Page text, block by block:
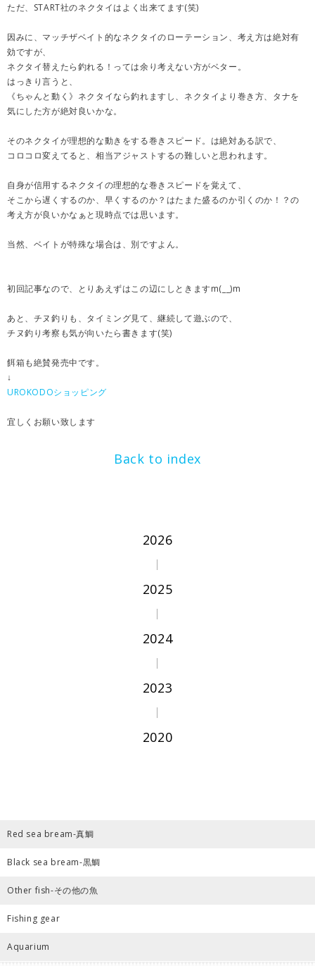
ただ、START社のネクタイはよく出来てます(笑)
因みに、マッチザベイト的なネクタイのローテーション、考え方は絶対有
効ですが、
ネクタイ替えたら釣れる！っては余り考えない方がベター。
はっきり言うと、
《ちゃんと動く》ネクタイなら釣れますし、ネクタイより巻き方、タナを
気にした方が絶対良いかな。
そのネクタイが理想的な動きをする巻きスピード。は絶対ある訳で、
コロコロ変えてると、相当アジャストするの難しいと思われます。
自身が信用するネクタイの理想的な巻きスピードを覚えて、
そこから遅くするのか、早くするのか？はたまた盛るのか引くのか！？の
考え方が良いかなぁと現時点では思います。
当然、ベイトが特殊な場合は、別ですよん。
初回記事なので、とりあえずはこの辺にしときますm(__)m
あと、チヌ釣りも、タイミング見て、継続して遊ぶので、
チヌ釣り考察も気が向いたら書きます(笑)
餌箱も絶賛発売中です。
↓
UROKODOショッピング
宜しくお願い致します
Back to index
2026
2025
2024
2023
2020
Red sea bream-真鯛
Black sea bream-黒鯛
Other fish-その他の魚
Fishing gear
Aquarium